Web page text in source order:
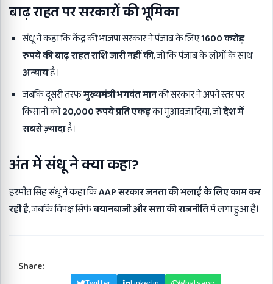
बाढ़ राहत पर सरकारों की भूमिका
संधू ने कहा कि केंद्र की भाजपा सरकार ने पंजाब के लिए1600करोड़
रुपये की बाढ़ राहत राशि जारी नहीं की, जो कि पंजाब के लोगों के साथ
अन्यायहै।
जबकि दूसरी तरफमुख्यमंत्री भगवंत मानकी सरकार ने अपने स्तर पर
किसानों को20,000रुपये प्रति एकड़का मुआवज़ा दिया, जोदेश में
सबसे ज़्यादाहै।
अंत में संधू ने क्या कहा?
हरमीत सिंह संधू ने कहा किAAPसरकार जनता की भलाई के लिए काम कर
रही है, जबकि विपक्ष सिर्फबयानबाजी और सत्ता की राजनीतिमें लगा हुआ है।
Share: